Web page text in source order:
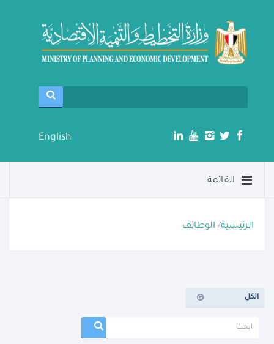
English
القائمة
الرئيسية/ الوظائف
الكل